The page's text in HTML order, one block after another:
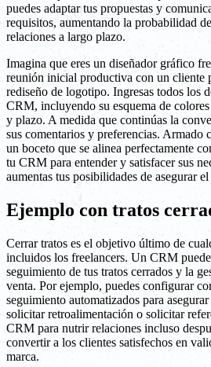
puedes adaptar tus propuestas y
requisitos, aumentando la probabilidad
relaciones a largo plazo.
Imagina que eres un diseñador gráfico
reunión inicial productiva con un cliente
rediseño de logotipo. Ingresas todos los
CRM, incluyendo su esquema de
y plazo. A medida que continúas la
sus comentarios y preferencias. Armado
un boceto que se alinea perfectamente
tu CRM para entender y satisfacer sus
aumentas tus posibilidades de asegurar
Ejemplo con tratos
Cerrar tratos es el objetivo último de
incluidos los freelancers. Un CRM
seguimiento de tus tratos cerrados y la
venta. Por ejemplo, puedes configurar
seguimiento automatizados para
solicitar retroalimentación o solicitar
CRM para nutrir relaciones incluso
convertir a los clientes satisfechos en
marca.